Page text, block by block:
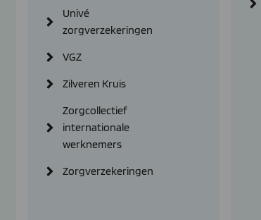
Univé
zorgverzekeringen
VGZ
Zilveren Kruis
Zorgcollectief
internationale
werknemers
Zorgverzekeringen